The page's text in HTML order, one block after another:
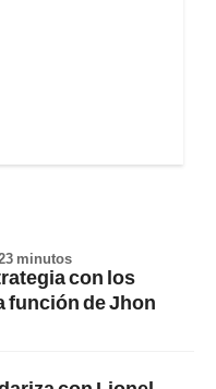
minutos
con los
función de Jhon